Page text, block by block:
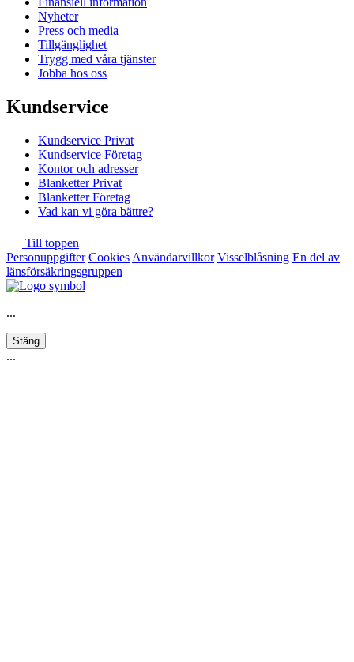
Nyheter
Press och media
Tillgänglighet
Trygg med våra tjänster
Jobba hos oss
Kundservice
Kundservice Privat
Kundservice Företag
Kontor och adresser
Blanketter Privat
Blanketter Företag
Vad kan vi göra bättre?
Till toppen
Personuppgifter Cookies Användarvillkor Visselblåsning En del av
länsförsäkringsgruppen
...
Stäng
...